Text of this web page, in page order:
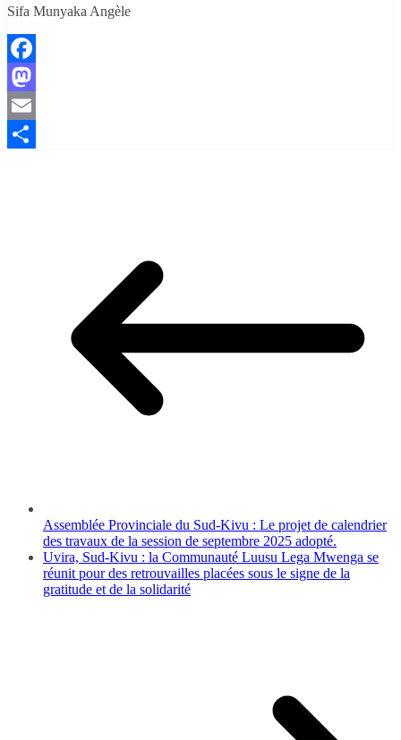
Sifa Munyaka Angèle
Facebook
Mastodon
Email
Assemblée Provinciale du Sud-Kivu : Le projet de calendrier
des travaux de la session de septembre 2025 adopté.
Uvira, Sud-Kivu : la Communauté Luusu Lega Mwenga se
réunit pour des retrouvailles placées sous le signe de la
gratitude et de la solidarité